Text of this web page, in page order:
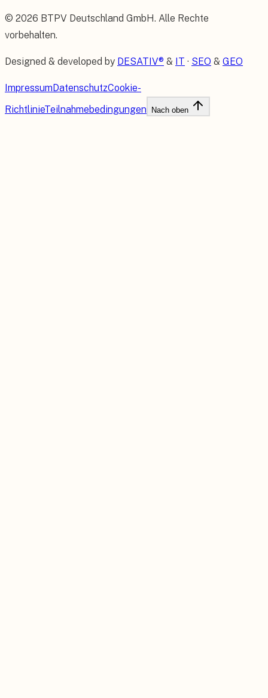
© 2026 BTPV Deutschland GmbH. Alle Rechte
vorbehalten.
Designed & developed by DESATIV® & IT · SEO & GEO
ImpressumDatenschutzCookie-
RichtlinieTeilnahmebedingungen Nach oben